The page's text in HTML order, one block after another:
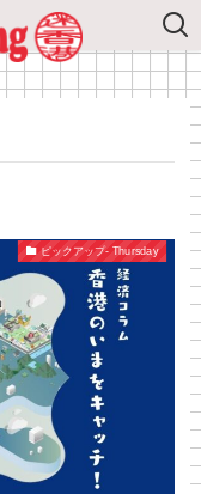
ピックアップ- Thursday